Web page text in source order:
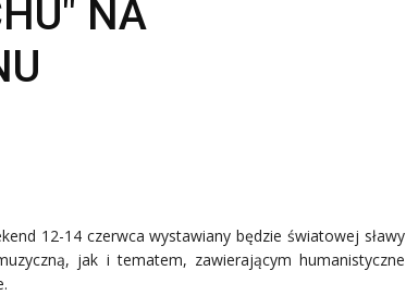
NA
12-14 czerwca wystawiany będzie światowej sławy
jak i tematem, zawierającym humanistyczne